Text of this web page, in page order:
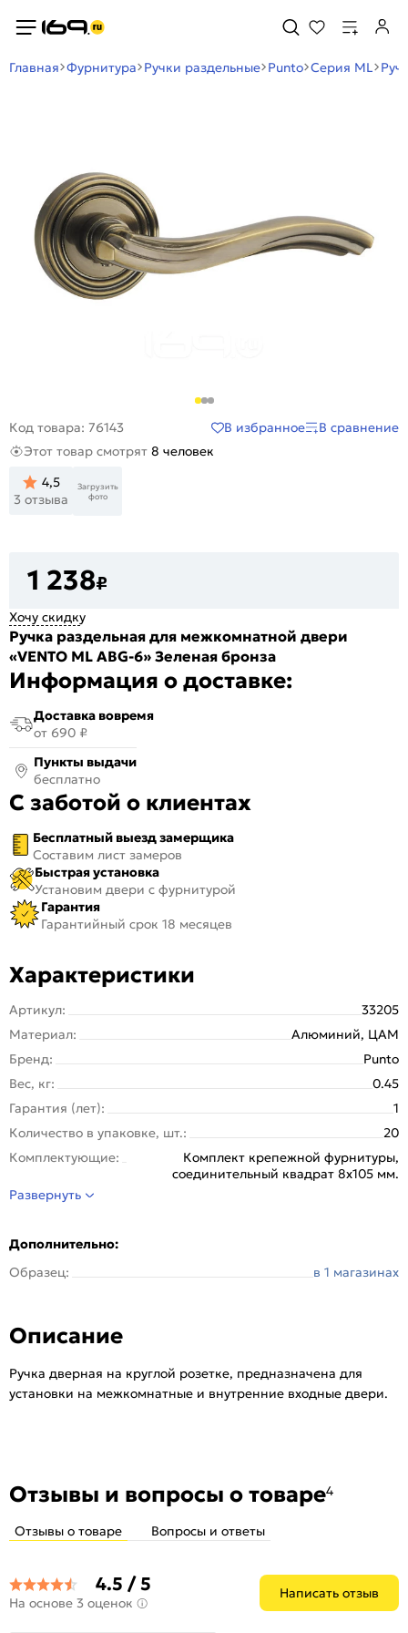
Главная Фурнитура Ручки раздельные Punto Серия ML
Код товара: 76143 В избранное
В сравнение
Этот товар смотрят 8 человек
4,5
3 отзыва
Загрузить
фото
1 238₽
Хочу скидку
Ручка раздельная для межкомнатной двери
«VENTO ML ABG-6» Зеленая бронза
Информация о доставке:
Доставка вовремя
от 690 ₽
Пункты выдачи
бесплатно
С заботой о клиентах
Бесплатный выезд замерщика
Составим лист замеров
Быстрая установка
Установим двери с фурнитурой
Гарантия
Гарантийный срок 18 месяцев
Характеристики
Артикул:
33205
Материал:
Алюминий, ЦАМ
Бренд:
Punto
Вес, кг:
0.45
Гарантия (лет):
1
Количество в упаковке, шт.:
20
Комплектующие:
Комплект крепежной фурнитуры,
соединительный квадрат 8x105 мм.
Отделка:
Стиль:
Страна происхождения:
Китай
Тип упаковки:
Цвет:
Развернуть
Дополнительно:
Образец:
в 1 магазинах
Описание
Ручка дверная на круглой розетке, предназначена для
установки на межкомнатные и внутренние входные двери.
Отзывы и вопросы о товаре4
Отзывы о товаре Вопросы и ответы
4.5 / 5
На основе 3 оценок
Написать отзыв